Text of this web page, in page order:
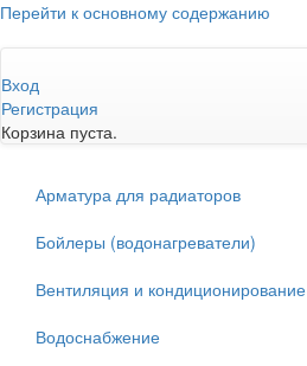
Перейти к основному содержанию
Вход
Регистрация
Корзина пуста.
Арматура для радиаторов
Бойлеры (водонагреватели)
Вентиляция и кондиционирование
Водоснабжение